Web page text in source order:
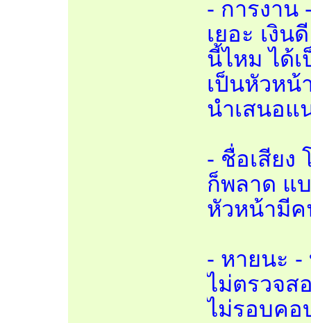
- การงาน
เยอะ เงิ
นี้ไหม ได้
เป็นหัวหน้
นำเสนอแ
- ชื่อเสียง
ก็พลาด แ
หัวหน้ามี
- หายนะ -
ไม่ตรวจส
ไม่รอบคอ